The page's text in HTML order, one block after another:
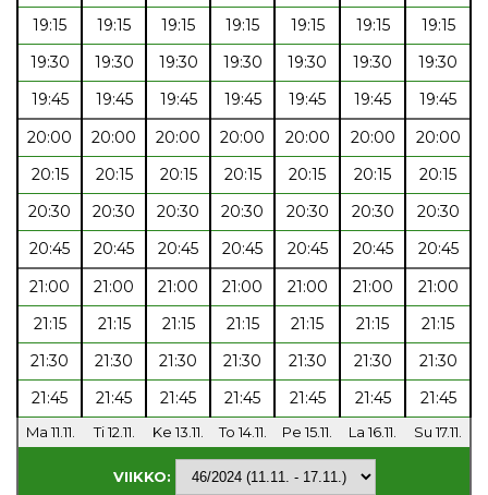
19:15
19:15 19:15 19:15 19:15 19:15
19:15
19:30
19:30 19:30 19:30 19:30 19:30
19:30
19:45
19:45 19:45 19:45 19:45 19:45
19:45
20:00
20:00 20:00 20:00 20:00 20:00
20:00
20:15
20:15 20:15 20:15 20:15 20:15
20:15
20:30
20:30 20:30 20:30 20:30 20:30
20:30
20:45
20:45 20:45 20:45 20:45 20:45
20:45
21:00
21:00 21:00 21:00 21:00 21:00
21:00
21:15
21:15 21:15 21:15 21:15 21:15
21:15
21:30
21:30 21:30 21:30 21:30 21:30
21:30
21:45
21:45 21:45 21:45 21:45 21:45 21:45
Ma 11.11. Ti 12.11. Ke 13.11. To 14.11. Pe 15.11. La 16.11. Su 17.11.
VIIKKO: